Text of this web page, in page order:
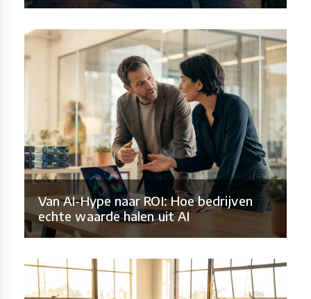
Van AI-Hype naar ROI: Hoe bedrijven
echte waarde halen uit AI